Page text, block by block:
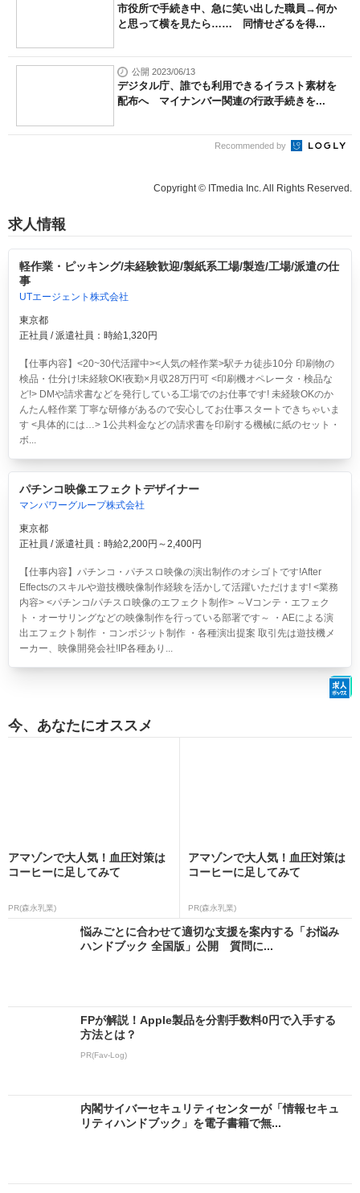
市役所で手続き中、急に笑い出した職員→何か
と思って横を見たら…… 同情せざるを得...
公開 2023/06/13
デジタル庁、誰でも利用できるイラスト素材を
配布へ マイナンバー関連の行政手続きを...
Recommended by
Copyright © ITmedia Inc. All Rights Reserved.
求人情報
軽作業・ピッキング/未経験歓迎/製紙系工場/製造/工場/派遣の仕
事
UTエージェント株式会社
東京都
正社員 / 派遣社員：時給1,320円
【仕事内容】<20~30代活躍中><人気の軽作業>駅チカ徒歩10分 印刷物の
検品・仕分け!未経験OK!夜勤×月収28万円可 <印刷機オペレータ・検品な
ど!> DMや請求書などを発行している工場でのお仕事です! 未経験OKのか
んたん軽作業 丁寧な研修があるので安心してお仕事スタートできちゃいま
す <具体的には…> 1公共料金などの請求書を印刷する機械に紙のセット・
ボ...
パチンコ映像エフェクトデザイナー
マンパワーグループ株式会社
東京都
正社員 / 派遣社員：時給2,200円～2,400円
【仕事内容】パチンコ・パチスロ映像の演出制作のオシゴトです!After
Effectsのスキルや遊技機映像制作経験を活かして活躍いただけます! <業務
内容> <パチンコ/パチスロ映像のエフェクト制作> ～Vコンテ・エフェク
ト・オーサリングなどの映像制作を行っている部署です～ ・AEによる演
出エフェクト制作 ・コンポジット制作 ・各種演出提案 取引先は遊技機メ
ーカー、映像開発会社!IP各種あり...
今、あなたにオススメ
アマゾンで大人気！血圧対策は
コーヒーに足してみて
PR(森永乳業)
アマゾンで大人気！血圧対策は
コーヒーに足してみて
PR(森永乳業)
悩みごとに合わせて適切な支援を案内する「お悩み
ハンドブック 全国版」公開 質問に...
FPが解説！Apple製品を分割手数料0円で入手する
方法とは？
PR(Fav-Log)
内閣サイバーセキュリティセンターが「情報セキュ
リティハンドブック」を電子書籍で無...